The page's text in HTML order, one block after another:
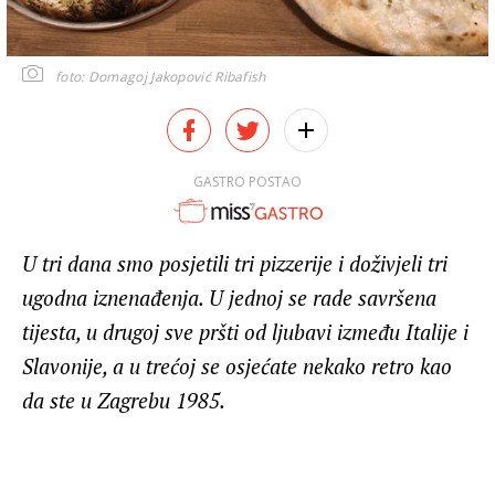
foto: Domagoj Jakopović Ribafish
GASTRO POSTAO
U tri dana smo posjetili tri pizzerije i doživjeli tri
ugodna iznenađenja. U jednoj se rade savršena
tijesta, u drugoj sve pršti od ljubavi između Italije i
Slavonije, a u trećoj se osjećate nekako retro kao
da ste u Zagrebu 1985.